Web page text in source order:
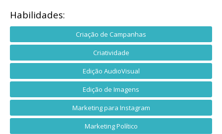
Habilidades:
Criação de Campanhas
Criatividade
Edição AudioVisual
Edição de Imagens
Marketing para Instagram
Marketing Político